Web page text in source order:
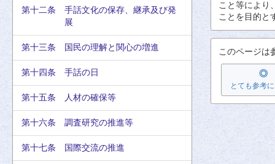
第十二条 手話文化の保存、継承及び発
展
第十三条 国民の理解と関心の増進
第十四条 手話の日
第十五条 人材の確保等
第十六条 調査研究の推進等
第十七条 国際交流の推進
こと等により
ことを 目的 と
このページは
◎
とても参考